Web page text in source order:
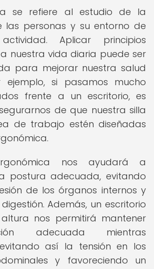
se refiere al estudio de la
las personas y su entorno de
Aplicar principios
nuestra vida diaria puede ser
para mejorar nuestra salud
ejemplo, si pasamos mucho
frente a un escritorio, es
de que nuestra silla
de trabajo estén diseñadas
nos ayudará a
postura adecuada, evitando
de los órganos internos y
Además, un escritorio
nos permitirá mantener
adecuada mientras
así la tensión en los
y favoreciendo un